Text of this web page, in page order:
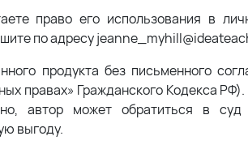
право его использования в
по адресу
продукта без письменного
правах» Гражданского Кодекса
автор может обратиться в
выгоду.